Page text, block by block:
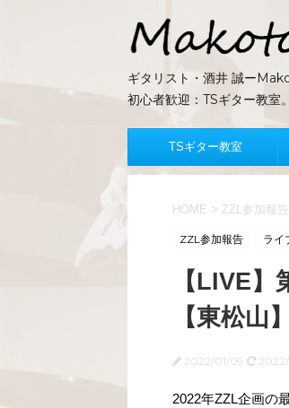
ギタリスト・酒井 誠ー
初心者歓迎：TSギター教室。
TSギター教室
HOME > ZZL参加報告
ZZL参加報告 ライ
【LIVE
【東松山
2022/01/09 2022/
2022年ZZL企画の